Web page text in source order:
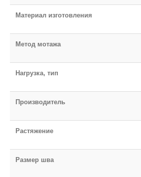
Материал изготовления
Метод мотажа
Нагрузка, тип
Производитель
Растяжение
Размер шва